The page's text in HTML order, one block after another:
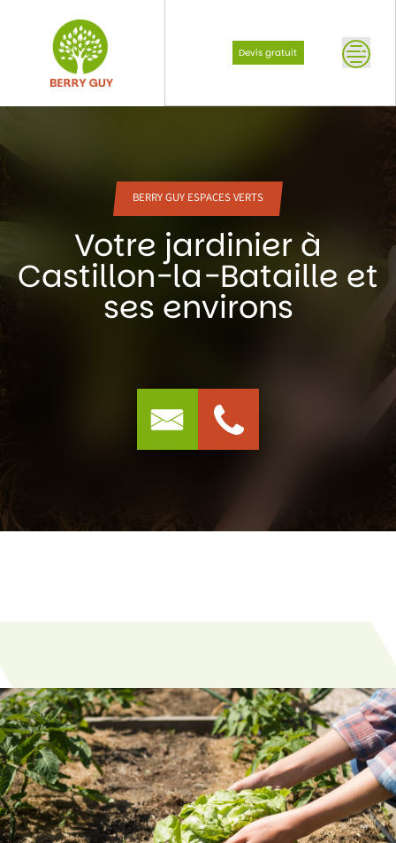
Devis gratuit
BERRY GUY ESPACES VERTS
Votre jardinier à
Castillon-la-Bataille et
ses environs